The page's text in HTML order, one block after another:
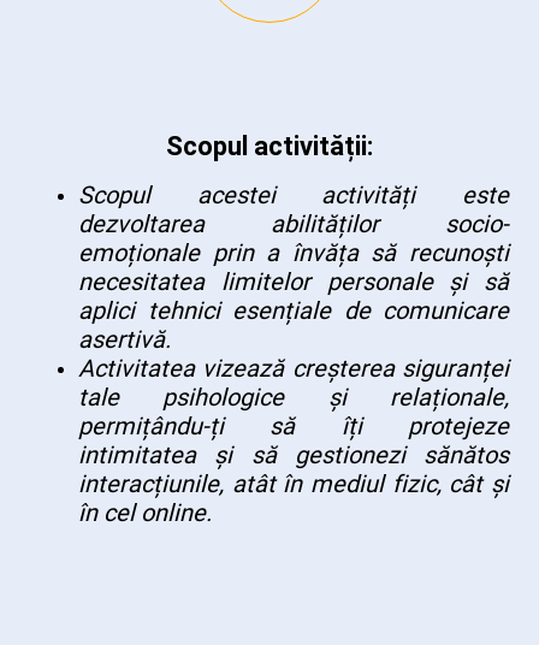
Scopul activității:
Scopul acestei activități este
dezvoltarea abilităților socio-
emoționale prin a învăța să recunoști
necesitatea limitelor personale și să
aplici tehnici esențiale de comunicare
asertivă.
Activitatea vizează creșterea siguranței
tale psihologice și relaționale,
permițându-ți să îți protejeze
intimitatea și să gestionezi sănătos
interacțiunile, atât în mediul fizic, cât și
în cel online.